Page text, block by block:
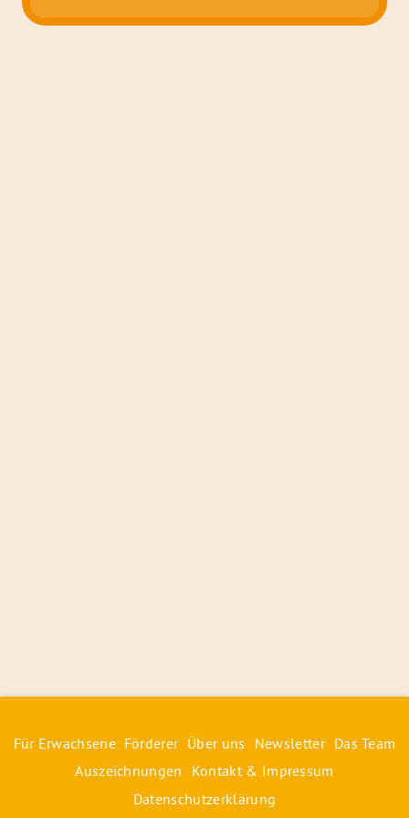
Für Erwachsene: Förderer Über uns Newsletter Das Team
Auszeichnungen
Kontakt & Impressum
Datenschutzerklärung